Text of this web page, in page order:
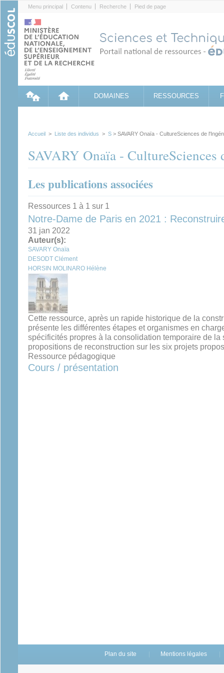
Menu principal Contenu Recherche Pied de page
DOMAINES RESSOURCES
Accueil > Liste des individus > S > SAVARY Onaïa - CultureSciences de
SAVARY Onaïa - CultureSciences
Les publications associées
Ressources 1 à 1 sur 1
Notre-Dame de Paris en 2021 :
31 jan 2022
Auteur(s):
SAVARY Onaïa
DESODT Clément
HORSIN MOLINARO Hélène
Cette ressource, après un rapide historique de la
présente les différentes étapes et organismes en
spécificités propres à la consolidation temporaire de la
propositions de reconstruction sur les six projets
Ressource pédagogique
Cours / présentation
Plan du site Mentions légales